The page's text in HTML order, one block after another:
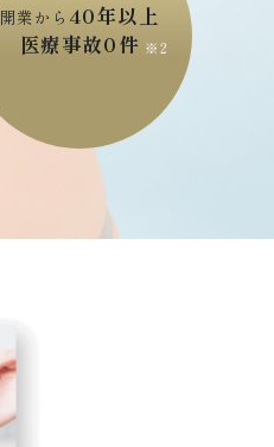
開業から 40年以上
医療事故0件